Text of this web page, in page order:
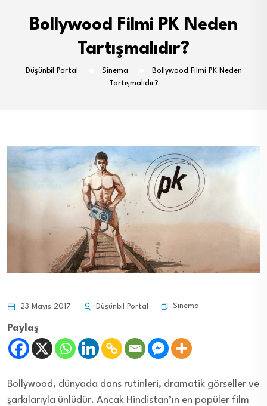
Bollywood Filmi PK Neden
Tartışmalıdır?
Düşünbil Portal Sinema
Bollywood Filmi PK Neden
Tartışmalıdır?
23 Mayıs 2017 Düşünbil Portal Sinema
Paylaş
Bollywood, dünyada dans rutinleri, dramatik görseller ve
şarkılarıyla ünlüdür. Ancak Hindistan’ın en popüler film